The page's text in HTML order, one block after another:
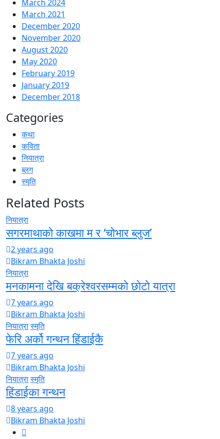
March 2024
March 2021
December 2020
November 2020
August 2020
May 2020
February 2019
January 2019
December 2018
Categories
कथा
कविता
नियात्रा
ब्लग
स्मृति
Related Posts
नियात्रा
सगरमाथाको काखमा म र ‘चोभार ब्लुज’
2 years ago
Bikram Bhakta Joshi
नियात्रा
मनकामना देखि बक्रेश्वरसम्मको छोटो यात्रा
7 years ago
Bikram Bhakta Joshi
नियात्रास्मृति
फेरि अर्को गन्थन हिंडाईकै
7 years ago
Bikram Bhakta Joshi
नियात्रास्मृति
हिंडाईका गन्थन
8 years ago
Bikram Bhakta Joshi